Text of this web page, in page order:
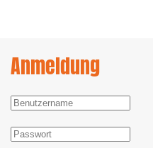
Anmeldung